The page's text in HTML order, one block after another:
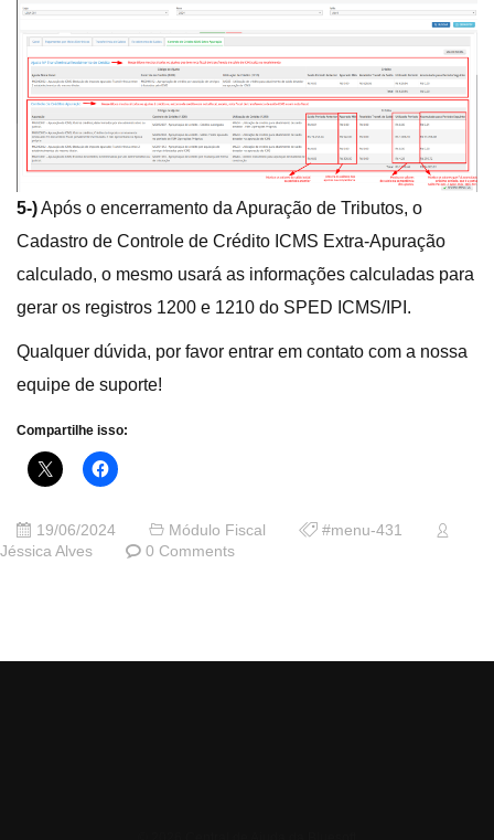
5-)Após o encerramento da Apuração de Tributos, o
Cadastro de Controle de Crédito ICMS Extra-Apuração
calculado, o mesmo usará as informações calculadas para
gerar os registros 1200 e 1210 do SPED ICMS/IPI.
Qualquer dúvida, por favor entrar em contato com a nossa
equipe de suporte!
Compartilhe isso:
19/06/2024 Módulo Fiscal
#menu-431
Jéssica Alves
0 Comments